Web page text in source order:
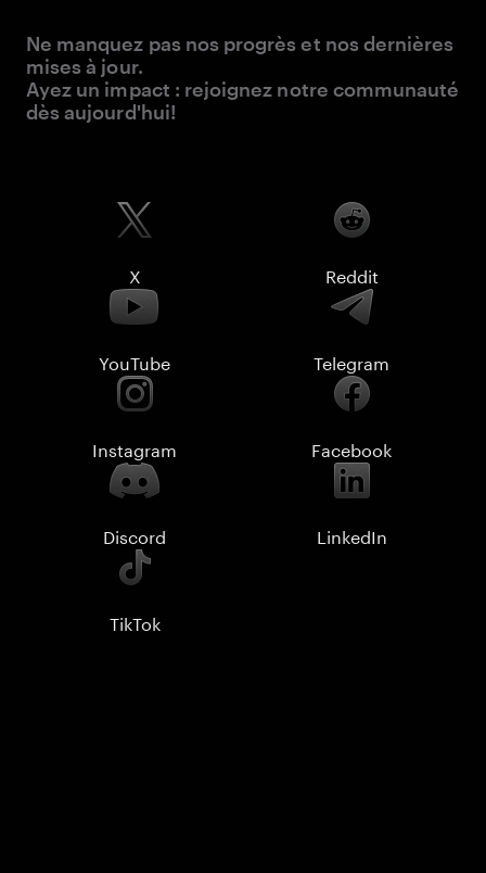
Ne manquez pas nos progrès et nos dernières
mises à jour.
Ayez un impact : rejoignez notre communauté
dès aujourd'hui!
X Reddit
YouTube Telegram
Instagram Facebook
Discord LinkedIn
TikTok